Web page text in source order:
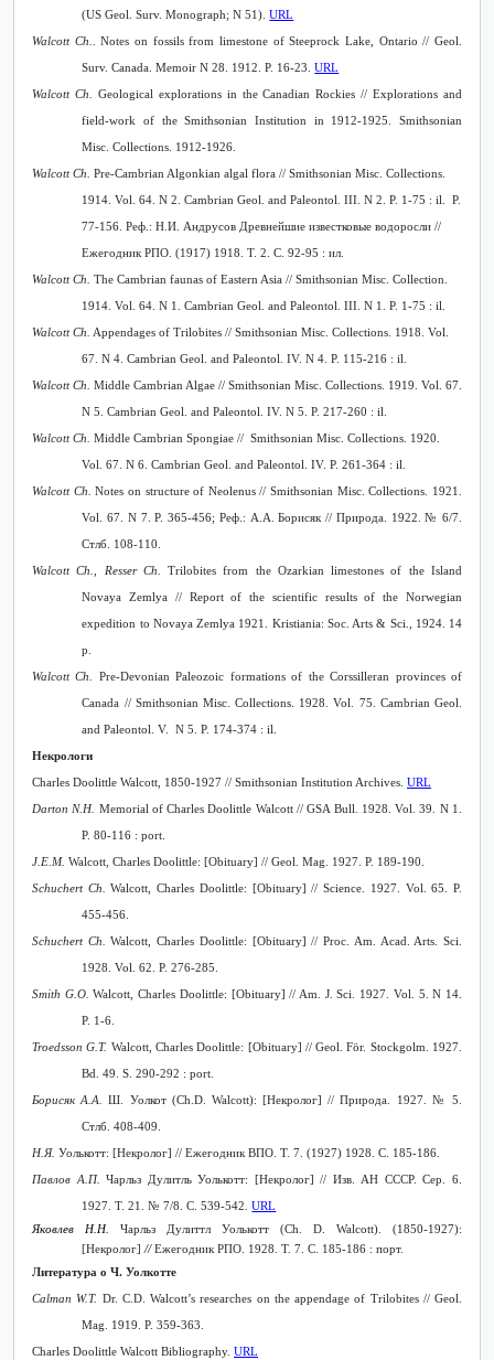
(US Geol. Surv. Monograph; N 51).URL
Walcott Ch. . Notes on fossils from limestone of Steeprock Lake, Ontario // Geol.
Surv. Canada. Memoir N 28. 1912. P. 16-23.URL
Walcott Ch. Geological explorations in the Canadian Rockies // Explorations and
field-work of the Smithsonian Institution in 1912-1925. Smithsonian
Misc. Collections. 1912-1926.
Walcott Ch. Pre-Cambrian Algonkian algal flora // Smithsonian Misc. Collections.
1914. Vol. 64. N 2. Cambrian Geol. and Paleontol. III. N 2. P. 1-75 : il. P.
77-156.Реф.: Н.И. Андрусов Древнейшие известковые водоросли //
Ежегодник РПО. (1917) 1918. Т. 2. С. 92-95 : ил.
Walcott Ch. The Cambrian faunas of Eastern Asia // Smithsonian Misc. Collection.
1914. Vol. 64. N 1. Cambrian Geol. and Paleontol. III. N 1. P. 1-75 : il.
Walcott Ch. Appendages of Trilobites // Smithsonian Misc. Collections. 1918. Vol.
67. N 4. Cambrian Geol. and Paleontol. IV. N 4. P. 115-216 : il.
Walcott Ch. Middle Cambrian Algae // Smithsonian Misc. Collections. 1919. Vol. 67.
N 5. Cambrian Geol. and Paleontol. IV. N 5. P. 217-260 : il.
Walcott Ch. Middle Cambrian Spongiae // Smithsonian Misc. Collections. 1920.
Vol. 67. N 6. Cambrian Geol. and Paleontol. IV.P. 261-364 : il.
Walcott Ch. Notes on structure of Neolenus // Smithsonian Misc. Collections. 1921.
Vol. 67. N 7. P. 365-456; Реф.: А А .Борисяк // Природа. 1922. № 6/7.
Стлб . 108-110.
Walcott Ch., Resser Ch. Trilobites from the Ozarkian limestones of the Island
Novaya Zemlya // Report of the scientific results of the Norwegian
expedition to Novaya Zemlya 1921. Kristiania: Soc. Arts & Sci., 1924. 14
p.
Walcott Ch. Pre-Devonian Paleozoic formations of the Corssilleran provinces of
Canada // Smithsonian Misc. Collections. 1928. Vol. 75. Cambrian Geol.
and Paleontol. V. N 5. P. 174-374 : il.
Некрологи
Charles Doolittle Walcott, 1850-1927 // Smithsonian Institution Archives. URL
Darton N.H. Memorial of Charles Doolittle Walcott// GSA Bull. 1928. Vol. 39. N 1.
P. 80-116 : port.
J.E.M. Walcott, Charles Doolittle: [Obituary] // Geol. Mag. 1927. P. 189-190.
Schuchert Ch. Walcott, Charles Doolittle: [Obituary] // Science. 1927. Vol. 65. P.
455-456.
Schuchert Ch. Walcott, Charles Doolittle: [Obituary] // Proc. Am. Acad. Arts. Sci.
1928. Vol. 62. P. 276-285.
Smith G.O. Walcott, Charles Doolittle: [Obituary] // Am. J. Sci. 1927. Vol. 5. N 14.
P. 1-6.
Troedsson G.T. Walcott, Charles Doolittle: [Obituary] // Geol. För. Stockgolm. 1927.
Bd. 49. S. 290-292 : port.
Борисяк А.А. Ш. Уолкот (Ch D. Walcott): [Некролог] //Природа. 1927. № 5.
Стлб. 408-409.
Н.Я. Уолькотт: [Некролог] // Ежегодник ВПО. Т. 7. (1927) 1928. С. 185-186.
Павлов А.П. Чарльз Дулитль Уолькотт: [Некролог] // Изв. АН СССР. Сер. 6.
1927. Т. 21. № 7/8. С. 539-542.URL
Яковлев Н.Н. Чарльз Дулиттл Уолькотт (Ch D Walcott). (1850-1927):
[Некролог] //Ежегодник РПО. 1928. Т. 7. С. 185-186 : порт.
Литература о Ч. Уолкотте
Calman W.T. Dr. C.D. Walcott’s researches on the appendage of Trilobites // Geol.
Mag. 1919. P. 359-363.
Charles Doolittle Walcott Bibliography. URL